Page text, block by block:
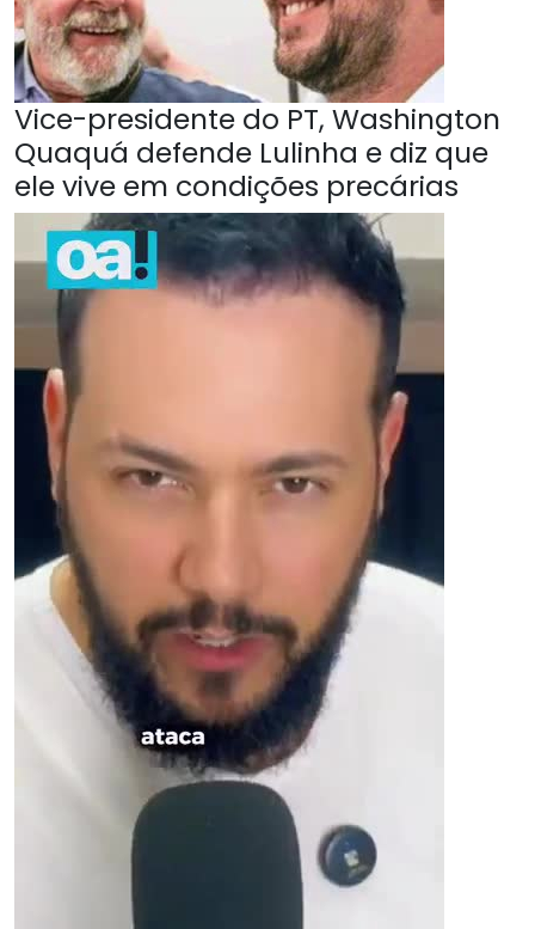
Vice-presidente do PT, Washington
Quaquá defende Lulinha e diz que
ele vive em condições precárias